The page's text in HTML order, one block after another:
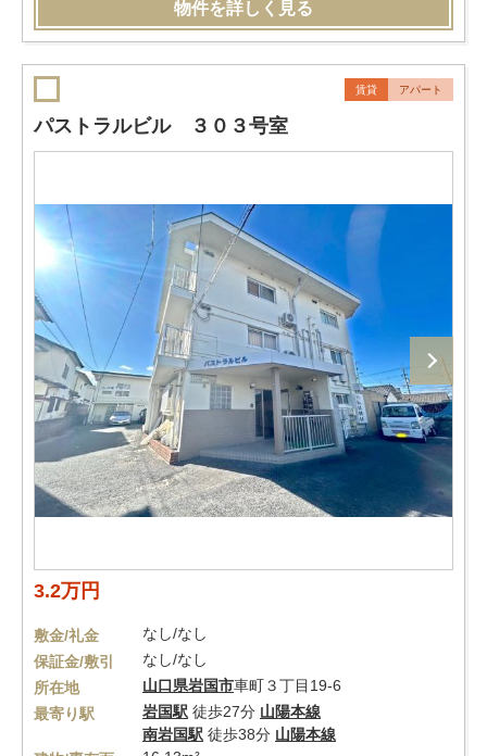
物件を詳しく見る
賃貸 アパート
パストラルビル ３０３号室
3.2万円
敷金/礼金
なし/なし
保証金/敷引
なし/なし
所在地
山口県岩国市車町３丁目19-6
最寄り駅
岩国駅 徒歩27分 山陽本線
南岩国駅 徒歩38分 山陽本線